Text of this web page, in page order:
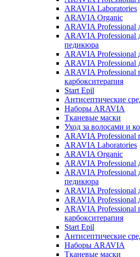
ARAVIA Laboratories
ARAVIA Organic
ARAVIA Professional
ARAVIA Professional
педикюра
ARAVIA Professional
ARAVIA Professional
ARAVIA Professional
карбокситерапия
Start Epil
Антисептические
Наборы ARAVIA
Тканевые маски
Уход за волосами и
ARAVIA Professional
ARAVIA Laboratories
ARAVIA Organic
ARAVIA Professional
ARAVIA Professional
педикюра
ARAVIA Professional
ARAVIA Professional
ARAVIA Professional
карбокситерапия
Start Epil
Антисептические
Наборы ARAVIA
Тканевые маски